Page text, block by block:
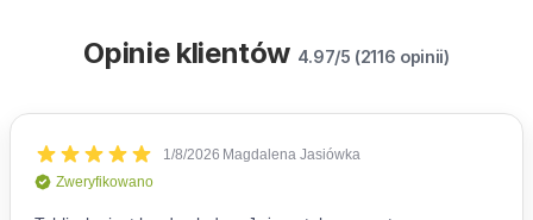
Opinie klientów 4.97/5 (2116 opinii)